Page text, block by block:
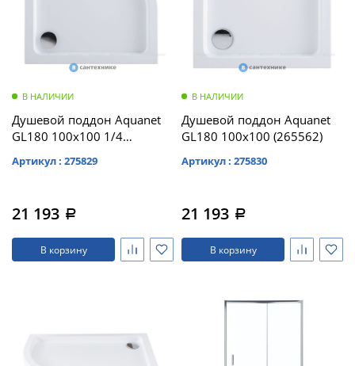
В НАЛИЧИИ
Душевой поддон Aquanet
GL180 100x100 1/4
Артикул : 275829
21 193 a
В корзину
В НАЛИЧИИ
Душевой поддон Aquanet
GL180 100x100 (265562)
Артикул : 275830
21 193 a
В корзину